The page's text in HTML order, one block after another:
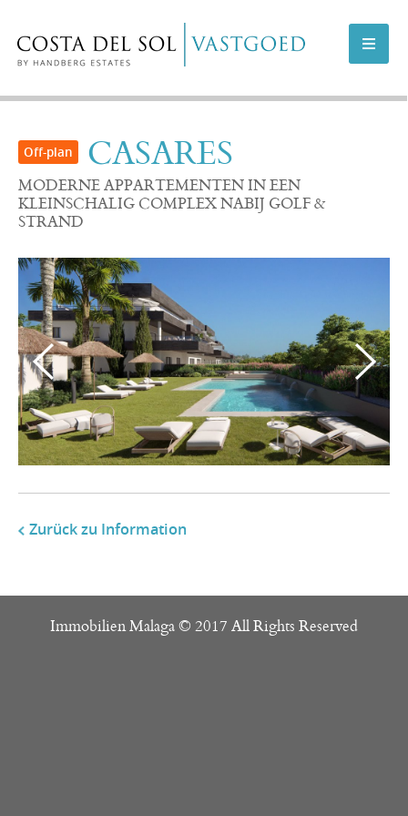
AANBOD MARBELLA
NIEUWBOUWPROJECTEN
VERKOPEN
INFO
OVER ONS
CASARES
MODERNE APPARTEMENTEN IN EEN
KLEINSCHALIG COMPLEX NABIJ GOLF &
STRAND
Zurück zu Information
Immobilien Malaga © 2017 All Rights Reserved